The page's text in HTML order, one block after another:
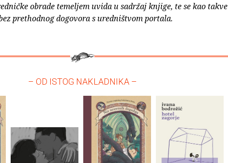
obrade temeljem uvida u sadržaj knjige, te se kao takve
prethodnog dogovora s uredništvom portala.
– OD ISTOG NAKLADNIKA –